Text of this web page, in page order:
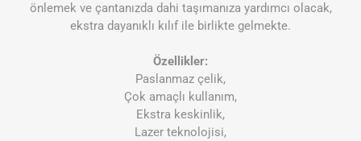
önlemek ve çantanızda dahi taşımanıza yardımcı olacak,
ekstra dayanıklı kılıf ile birlikte gelmekte.
Özellikler:
Paslanmaz çelik,
Çok amaçlı kullanım,
Ekstra keskinlik,
Lazer teknolojisi,